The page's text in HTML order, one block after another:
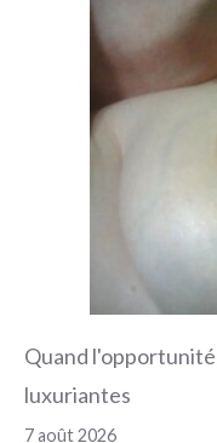
Quand
luxuriantes
7 août 2026